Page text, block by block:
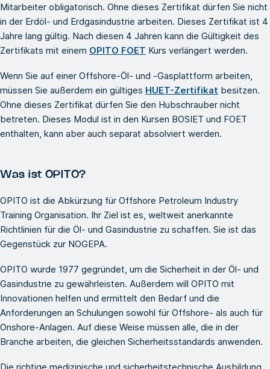
Mitarbeiter obligatorisch. Ohne dieses Zertifikat dürfen Sie nicht
in der Erdöl- und Erdgasindustrie arbeiten. Dieses Zertifikat ist 4
Jahre lang gültig. Nach diesen 4 Jahren kann die Gültigkeit des
Zertifikats mit einem OPITO FOET Kurs verlängert werden.
Wenn Sie auf einer Offshore-Öl- und -Gasplattform arbeiten,
müssen Sie außerdem ein gültiges HUET-Zertifikat besitzen.
Ohne dieses Zertifikat dürfen Sie den Hubschrauber nicht
betreten. Dieses Modul ist in den Kursen BOSIET und FOET
enthalten, kann aber auch separat absolviert werden.
Was ist OPITO?
OPITO ist die Abkürzung für Offshore Petroleum Industry
Training Organisation. Ihr Ziel ist es, weltweit anerkannte
Richtlinien für die Öl- und Gasindustrie zu schaffen. Sie ist das
Gegenstück zur NOGEPA.
OPITO wurde 1977 gegründet, um die Sicherheit in der Öl- und
Gasindustrie zu gewährleisten. Außerdem will OPITO mit
Innovationen helfen und ermittelt den Bedarf und die
Anforderungen an Schulungen sowohl für Offshore- als auch für
Onshore-Anlagen. Auf diese Weise müssen alle, die in der
Branche arbeiten, die gleichen Sicherheitsstandards anwenden.